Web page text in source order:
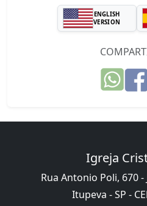
ENGLISH
VERSION
Igreja
Rua Antonio Poli, 670
Itupeva - SP -